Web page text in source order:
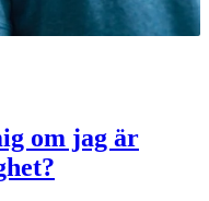
om jag är